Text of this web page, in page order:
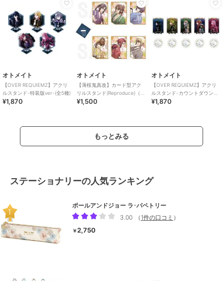
オトメイト
【OVER REQUIEMZ】アクリ
ルスタンド-特装版ver-(全5種)
¥1,870
オトメイト
【薄桜鬼真改】カード型アク
リルスタンド(Reproduce)（ラ
ンダム全6種）
¥1,500
オトメイト
【OVER REQUIEMZ】アクリ
ルスタンド-カウントダウン
ver-(全5種)
¥1,870
もっとみる
ステーショナリーの人気ランキング
ポールアンドジョー ラ･パペトリー
3.00
（ 1件の口コミ ）
￥2,750